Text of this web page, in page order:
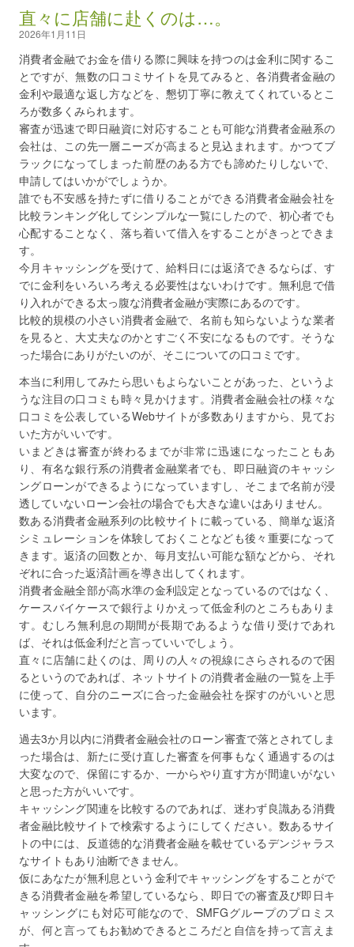
直々に店舗に赴くのは…。
2026年1月11日
消費者金融でお金を借りる際に興味を持つのは金利に関するこ
とですが、無数の口コミサイトを見てみると、各消費者金融の
金利や最適な返し方などを、懇切丁寧に教えてくれているとこ
ろが数多くみられます。
審査が迅速で即日融資に対応することも可能な消費者金融系の
会社は、この先一層ニーズが高まると見込まれます。かつてブ
ラックになってしまった前歴のある方でも諦めたりしないで、
申請してはいかがでしょうか。
誰でも不安感を持たずに借りることができる消費者金融会社を
比較ランキング化してシンプルな一覧にしたので、初心者でも
心配することなく、落ち着いて借入をすることがきっとできま
す。
今月キャッシングを受けて、給料日には返済できるならば、す
でに金利をいろいろ考える必要性はないわけです。無利息で借
り入れができる太っ腹な消費者金融が実際にあるのです。
比較的規模の小さい消費者金融で、名前も知らないような業者
を見ると、大丈夫なのかとすごく不安になるものです。そうな
った場合にありがたいのが、そこについての口コミです。
本当に利用してみたら思いもよらないことがあった、というよ
うな注目の口コミも時々見かけます。消費者金融会社の様々な
口コミを公表しているWebサイトが多数ありますから、見てお
いた方がいいです。
いまどきは審査が終わるまでが非常に迅速になったこともあ
り、有名な銀行系の消費者金融業者でも、即日融資のキャッシ
ングローンができるようになっていますし、そこまで名前が浸
透していないローン会社の場合でも大きな違いはありません。
数ある消費者金融系列の比較サイトに載っている、簡単な返済
シミュレーションを体験しておくことなども後々重要になって
きます。返済の回数とか、毎月支払い可能な額などから、それ
ぞれに合った返済計画を導き出してくれます。
消費者金融全部が高水準の金利設定となっているのではなく、
ケースバイケースで銀行よりかえって低金利のところもありま
す。むしろ無利息の期間が長期であるような借り受けであれ
ば、それは低金利だと言っていいでしょう。
直々に店舗に赴くのは、周りの人々の視線にさらされるので困
るというのであれば、ネットサイトの消費者金融の一覧を上手
に使って、自分のニーズに合った金融会社を探すのがいいと思
います。
過去3か月以内に消費者金融会社のローン審査で落とされてしま
った場合は、新たに受け直した審査を何事もなく通過するのは
大変なので、保留にするか、一からやり直す方が間違いがない
と思った方がいいです。
キャッシング関連を比較するのであれば、迷わず良識ある消費
者金融比較サイトで検索するようにしてください。数あるサイ
トの中には、反道徳的な消費者金融を載せているデンジャラス
なサイトもあり油断できません。
仮にあなたが無利息という金利でキャッシングをすることがで
きる消費者金融を希望しているなら、即日での審査及び即日キ
ャッシングにも対応可能なので、SMFGグループのプロミス
が、何と言ってもお勧めできるところだと自信を持って言えま